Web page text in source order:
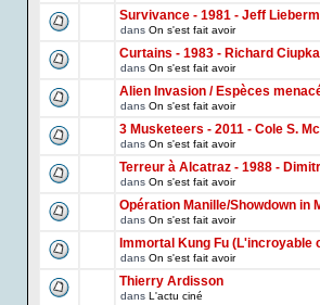
Survivance - 1981 - Jeff
dans On s'est fait avoir
Curtains - 1983 - Richard
dans On s'est fait avoir
Alien Invasion / Espèces
dans On s'est fait avoir
3 Musketeers - 2011 - Cole S.
dans On s'est fait avoir
Terreur à Alcatraz - 1988 -
dans On s'est fait avoir
Opération Manille/Showdown in
dans On s'est fait avoir
Immortal Kung Fu (L'incroyable
dans On s'est fait avoir
Thierry Ardisson
dans L'actu ciné